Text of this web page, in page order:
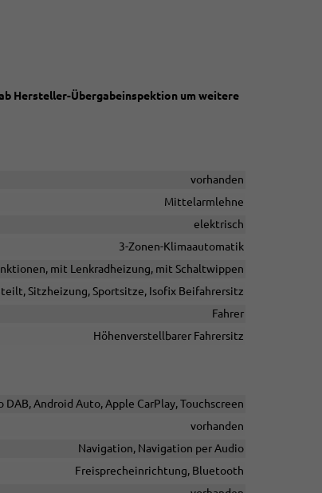
Hersteller-Übergabeinspektion um weitere
vorhanden
Mittelarmlehne
elektrisch
3-Zonen-Klimaautomatik
mit Lenkradheizung, mit Schaltwippen
Sitzheizung, Sportsitze, Isofix Beifahrersitz
Fahrer
Höhenverstellbarer Fahrersitz
Android Auto, Apple CarPlay, Touchscreen
vorhanden
Navigation, Navigation per Audio
Freisprecheinrichtung, Bluetooth